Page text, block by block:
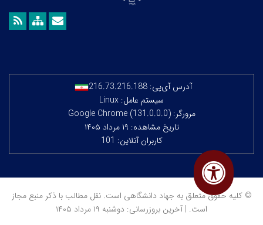
آدرس آی‌پی: 216.73.216.188
سیستم عامل: Linux
مرورگر: Google Chrome (131.0.0.0)
تاریخ مشاهده: ۱۹ مرداد ۱۴۰۵
کاربران آنلاین: 101
© کلیه حقوق متعلق به جهاد دانشگاهی است. نقل مطالب با ذکر منبع مجاز
است. | آخرین بروزرسانی: دوشنبه ۱۹ مرداد ۱۴۰۵